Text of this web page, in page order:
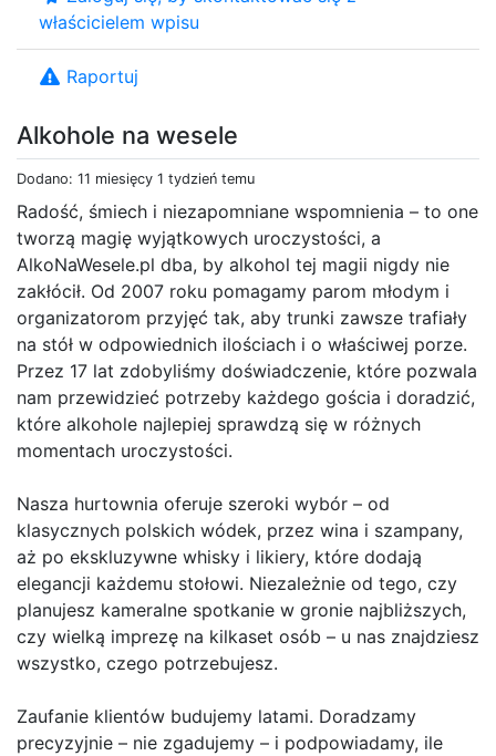
Alkohole na wesele
Dodano: 11 miesięcy 1 tydzień temu
Radość, śmiech i niezapomniane wspomnienia – to one
tworzą magię wyjątkowych uroczystości, a
AlkoNaWesele.pl dba, by alkohol tej magii nigdy nie
zakłócił. Od 2007 roku pomagamy parom młodym i
organizatorom przyjęć tak, aby trunki zawsze trafiały
na stół w odpowiednich ilościach i o właściwej porze.
Przez 17 lat zdobyliśmy doświadczenie, które pozwala
nam przewidzieć potrzeby każdego gościa i doradzić,
które alkohole najlepiej sprawdzą się w różnych
momentach uroczystości.
Nasza hurtownia oferuje szeroki wybór – od
klasycznych polskich wódek, przez wina i szampany,
aż po ekskluzywne whisky i likiery, które dodają
elegancji każdemu stołowi. Niezależnie od tego, czy
planujesz kameralne spotkanie w gronie najbliższych,
czy wielką imprezę na kilkaset osób – u nas znajdziesz
wszystko, czego potrzebujesz.
Zaufanie klientów budujemy latami. Doradzamy
precyzyjnie – nie zgadujemy – i podpowiadamy, ile
właścicielem wpisu
Raportuj